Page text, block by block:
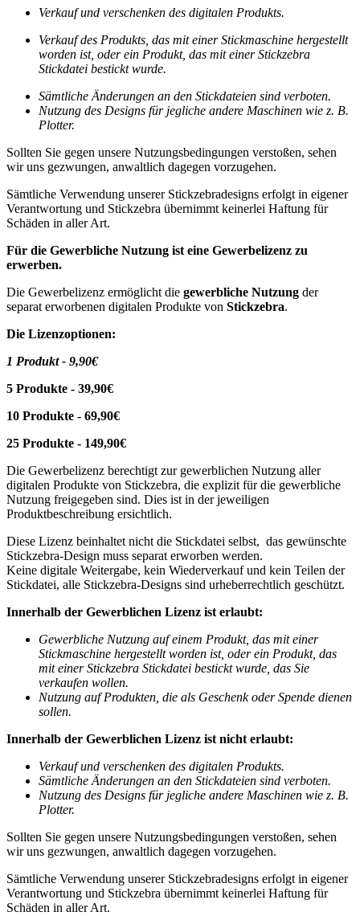
Verkauf und verschenken des digitalen Produkts.
Verkauf des Produkts, das mit einer Stickmaschine hergestellt
worden ist, oder ein Produkt, das mit einer Stickzebra
Stickdatei bestickt wurde.
Sämtliche Änderungen an den Stickdateien sind verboten.
Nutzung des Designs für jegliche andere Maschinen wie z. B.
Plotter.
Sollten Sie gegen unsere Nutzungsbedingungen verstoßen, sehen
wir uns gezwungen, anwaltlich dagegen vorzugehen.
Sämtliche Verwendung unserer Stickzebradesigns erfolgt in eigener
Verantwortung und Stickzebra übernimmt keinerlei Haftung für
Schäden in aller Art.
Für die Gewerbliche Nutzung ist eine Gewerbelizenz zu
erwerben.
Die Gewerbelizenz ermöglicht die gewerbliche Nutzung der
separat erworbenen digitalen Produkte von Stickzebra.
Die Lizenzoptionen:
1 Produkt - 9,90€
5 Produkte - 39,90€
10 Produkte - 69,90€
25 Produkte - 149,90€
Die Gewerbelizenz berechtigt zur gewerblichen Nutzung aller
digitalen Produkte von Stickzebra, die explizit für die gewerbliche
Nutzung freigegeben sind. Dies ist in der jeweiligen
Produktbeschreibung ersichtlich.
Diese Lizenz beinhaltet nicht die Stickdatei selbst, das gewünschte
Stickzebra-Design muss separat erworben werden.
Keine digitale Weitergabe, kein Wiederverkauf und kein Teilen der
Stickdatei, alle Stickzebra-Designs sind urheberrechtlich geschützt.
Innerhalb der Gewerblichen Lizenz ist erlaubt:
Gewerbliche Nutzung auf einem Produkt, das mit einer
Stickmaschine hergestellt worden ist, oder ein Produkt, das
mit einer Stickzebra Stickdatei bestickt wurde, das Sie
verkaufen wollen.
Nutzung auf Produkten, die als Geschenk oder Spende dienen
sollen.
Innerhalb der Gewerblichen Lizenz ist nicht erlaubt:
Verkauf und verschenken des digitalen Produkts.
Sämtliche Änderungen an den Stickdateien sind verboten.
Nutzung des Designs für jegliche andere Maschinen wie z. B.
Plotter.
Sollten Sie gegen unsere Nutzungsbedingungen verstoßen, sehen
wir uns gezwungen, anwaltlich dagegen vorzugehen.
Sämtliche Verwendung unserer Stickzebradesigns erfolgt in eigener
Verantwortung und Stickzebra übernimmt keinerlei Haftung für
Schäden in aller Art.